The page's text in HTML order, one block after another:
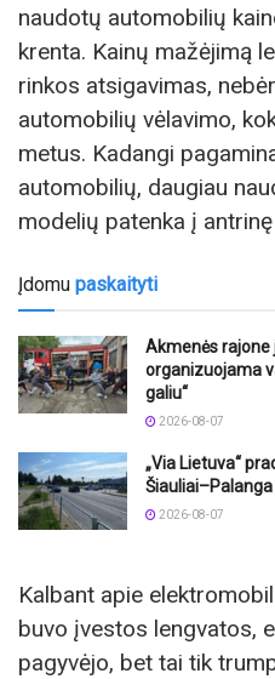
naudotų automobilių
krenta. Kainų mažėjimą
rinkos atsigavimas,
automobilių vėlavimo,
metus. Kadangi
automobilių, daugiau
modelių patenka į
Įdomu paskaityti
Akmenės
organizuojama
galiu“
2026-08-07
„Via Lietuva“
2026-08-07
Kalbant apie
buvo įvestos lengvatos,
pagyvėjo, bet tai tik